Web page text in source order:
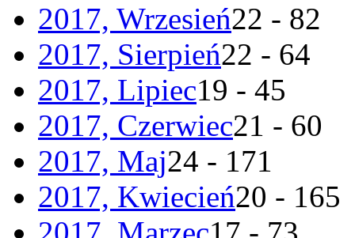
2017, Wrzesień22 - 82
2017, Sierpień22 - 64
2017, Lipiec19 - 45
2017, Czerwiec21 - 60
2017, Maj24 - 171
2017, Kwiecień20 - 165